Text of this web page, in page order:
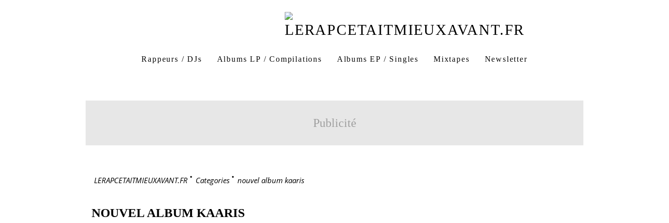
Rappeurs / DJs Albums LP / Compilations Albums EP / Singles Mixtapes Newsletter
Publicité
LERAPCETAITMIEUXAVANT.FR > Categories > nouvel album kaaris
NOUVEL ALBUM KAARIS